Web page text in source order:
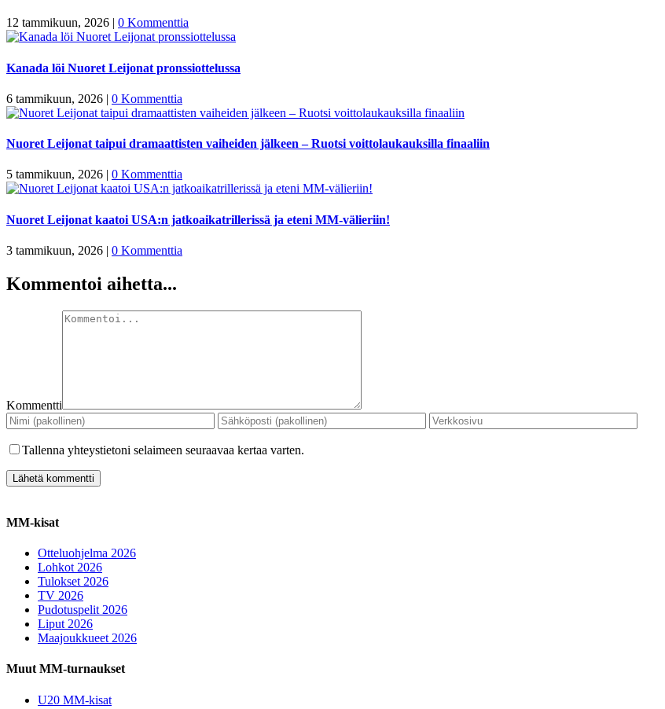
12 tammikuun, 2026 | 0 Kommenttia
Kanada löi Nuoret Leijonat pronssiottelussa
6 tammikuun, 2026 | 0 Kommenttia
Nuoret Leijonat taipui dramaattisten vaiheiden jälkeen – Ruotsi voittolaukauksilla finaaliin
5 tammikuun, 2026 | 0 Kommenttia
Nuoret Leijonat kaatoi USA:n jatkoaikatrillerissä ja eteni MM-välieriin!
3 tammikuun, 2026 | 0 Kommenttia
Kommentoi aihetta...
Kommentti
Tallenna yhteystietoni selaimeen seuraavaa kertaa varten.
MM-kisat
Otteluohjelma 2026
Lohkot 2026
Tulokset 2026
TV 2026
Pudotuspelit 2026
Liput 2026
Maajoukkueet 2026
Muut MM-turnaukset
U20 MM-kisat